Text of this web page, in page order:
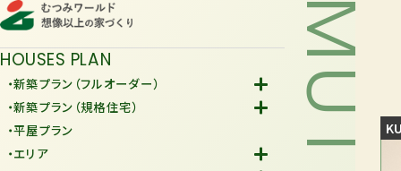
HOUSES PLAN
・新築プラン（フルオーダー）
-Fiore
・新築プラン（規格住宅）
-規格住宅
-KURAFIT
・平屋プラン
・エリア